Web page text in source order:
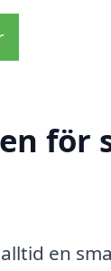
för
en